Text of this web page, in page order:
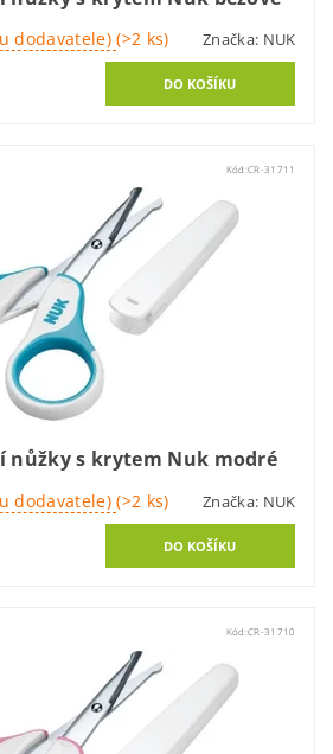
dodavatele)(>2 ks) Značka: NUK
Kód:CR-31711
nůžky s krytem Nuk modré
dodavatele)(>2 ks) Značka: NUK
Kód: CR-31710